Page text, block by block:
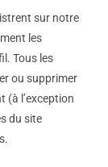
sur notre
les
Tous les
ou supprimer
(à l’exception
du site